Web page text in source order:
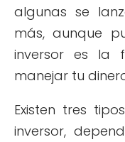
algunas se
más, aunque
inversor es la
manejar tu
Existen tres
inversor,